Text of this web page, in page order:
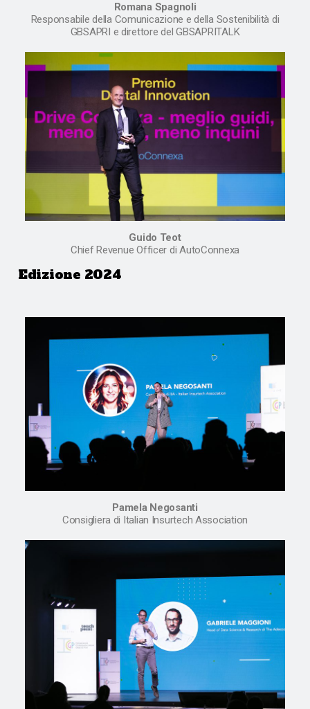
Romana Spagnoli
Responsabile della Comunicazione e della Sostenibilità di
GBSAPRI e direttore del GBSAPRITALK
Guido Teot
Chief Revenue Officer di AutoConnexa
Edizione 2024
Pamela Negosanti
Consigliera di Italian Insurtech Association